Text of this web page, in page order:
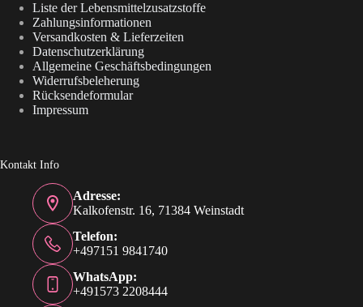
Liste der Lebensmittelzusatzstoffe
Zahlungsinformationen
Versandkosten & Lieferzeiten
Datenschutzerklärung
Allgemeine Geschäftsbedingungen
Widerrufsbeleherung
Rücksendeformular
Impressum
Kontakt Info
Adresse:
Kalkofenstr. 16, 71384 Weinstadt
Telefon:
+497151 9841740
WhatsApp:
+491573 2208444